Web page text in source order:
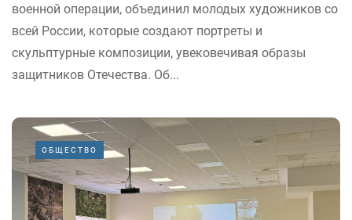
военной операции, объединил молодых художников со
всей России, которые создают портреты и
скульптурные композиции, увековечивая образы
защитников Отечества. Об...
ОБЩЕСТВО